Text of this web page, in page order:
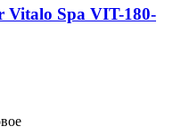
Vitalo Spa VIT-180-